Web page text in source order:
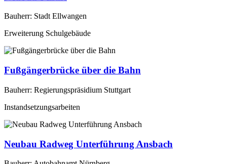
Bauherr: Stadt Ellwangen
Erweiterung Schulgebäude
Fußgängerbrücke über die Bahn
Bauherr: Regierungspräsidium Stuttgart
Instandsetzungsarbeiten
Neubau Radweg Unterführung Ansbach